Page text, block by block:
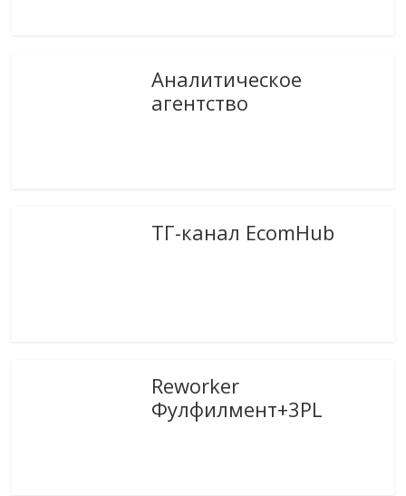
Аналитическое
агентство
ТГ-канал EcomHub
Reworker
Фулфилмент+3PL